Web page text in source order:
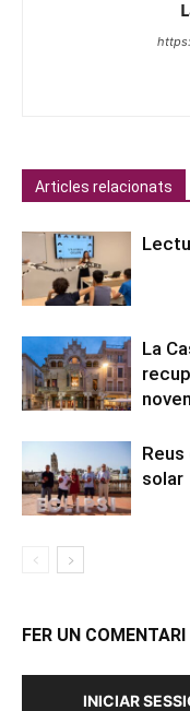
Articles relacionats
La
Reus
solar
FER UN COMENTARI
INICIAR